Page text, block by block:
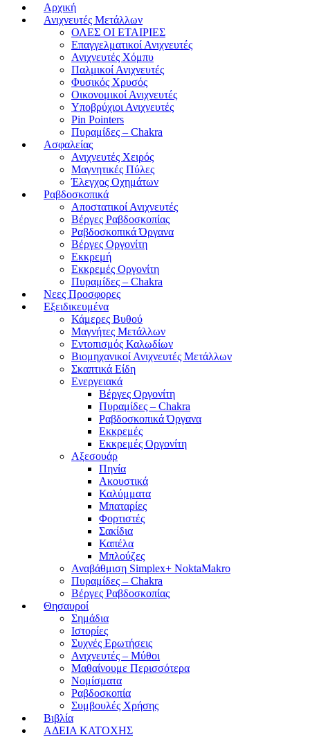
Αρχική
Ανιχνευτές Μετάλλων
ΟΛΕΣ ΟΙ ΕΤΑΙΡΙΕΣ
Επαγγελματικοί Ανιχνευτές
Ανιχνευτές Χόμπυ
Παλμικοί Ανιχνευτές
Φυσικός Χρυσός
Οικονομικοί Ανιχνευτές
Υποβρύχιοι Ανιχνευτές
Pin Pointers
Πυραμίδες – Chakra
Ασφαλείας
Ανιχνευτές Χειρός
Μαγνητικές Πύλες
Έλεγχος Οχημάτων
Ραβδοσκοπικά
Αποστατικοί Ανιχνευτές
Βέργες Ραβδοσκοπίας
Ραβδοσκοπικά Όργανα
Βέργες Οργονίτη
Εκκρεμή
Εκκρεμές Οργονίτη
Πυραμίδες – Chakra
Νεες Προσφορες
Εξειδικευμένα
Κάμερες Βυθού
Μαγνήτες Μετάλλων
Εντοπισμός Καλωδίων
Βιομηχανικοί Ανιχνευτές Μετάλλων
Σκαπτικά Είδη
Ενεργειακά
Βέργες Οργονίτη
Πυραμίδες – Chakra
Ραβδοσκοπικά Όργανα
Εκκρεμές
Εκκρεμές Οργονίτη
Αξεσουάρ
Πηνία
Ακουστικά
Καλύμματα
Μπαταρίες
Φορτιστές
Σακίδια
Καπέλα
Μπλούζες
Αναβάθμιση Simplex+ NoktaMakro
Πυραμίδες – Chakra
Βέργες Ραβδοσκοπίας
Θησαυροί
Σημάδια
Ιστορίες
Συχνές Ερωτήσεις
Ανιχνευτές – Μύθοι
Μαθαίνουμε Περισσότερα
Νομίσματα
Ραβδοσκοπία
Συμβουλές Χρήσης
Βιβλία
ΑΔΕΙΑ ΚΑΤΟΧΗΣ